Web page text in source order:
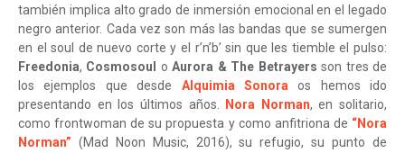
también implica alto grado de inmersión emocional en el legado
negro anterior. Cada vez son más las bandas que se sumergen
en el soul de nuevo corte y el r’n’b’ sin que les tiemble el pulso:
Freedonia, Cosmosoul oAurora & The Betrayers son tres de
los ejemplos que desde Alquimia Sonoraos hemos ido
presentando en los últimos años.
Nora Norman, en solitario,
como frontwoman de su propuesta y como anfitriona de “Nora
Norman” (Mad Noon Music, 2016), su refugio, su punto de